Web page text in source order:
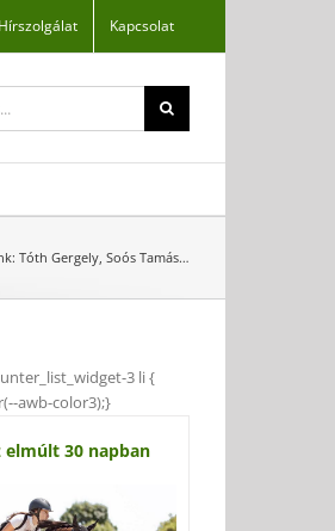
Hírszolgálat Kapcsolat
Tóth Gergely, Soós Tamás…
3 li {
awb-color3);}
elmúlt 30 napban